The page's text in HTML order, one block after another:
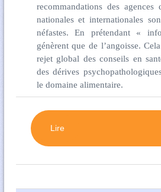
recommandations des agences
nationales et internationales
néfastes. En prétendant «
génèrent que de l’angoisse.
rejet global des conseils en
des dérives
le domaine alimentaire.
Lire